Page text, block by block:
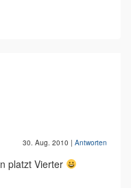
30. Aug. 2010 | Antworten
platzt Vierter